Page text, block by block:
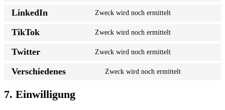
LinkedIn Zweck wird noch ermittelt
TikTok Zweck wird noch ermittelt
Twitter Zweck wird noch ermittelt
Verschiedenes Zweck wird noch ermittelt
7. Einwilligung